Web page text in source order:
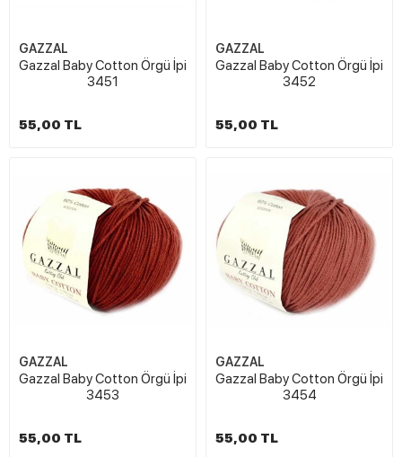
GAZZAL
Gazzal Baby Cotton Örgü İpi
3451
55,00 TL
GAZZAL
Gazzal Baby Cotton Örgü İpi
3452
55,00 TL
GAZZAL
Gazzal Baby Cotton Örgü İpi
3453
55,00 TL
GAZZAL
Gazzal Baby Cotton Örgü İpi
3454
55,00 TL